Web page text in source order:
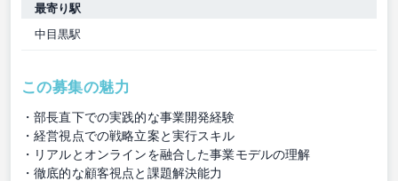
最寄り駅
中目黒駅
この募集の魅力
・部長直下での実践的な事業開発経験
・経営視点での戦略立案と実行スキル
・リアルとオンラインを融合した事業モデルの理解
・徹底的な顧客視点と課題解決能力